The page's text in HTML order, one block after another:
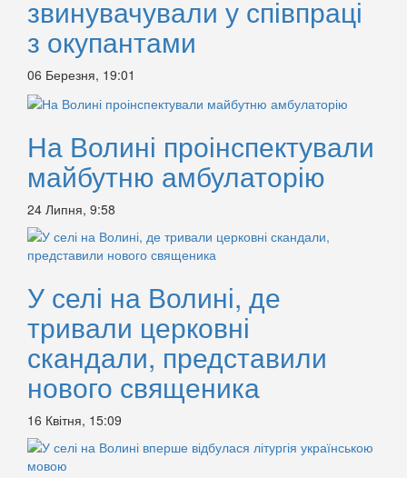
звинувачували у співпраці
з окупантами
06 Березня, 19:01
На Волині проінспектували
майбутню амбулаторію
24 Липня, 9:58
У селі на Волині, де
тривали церковні
скандали, представили
нового священика
16 Квітня, 15:09